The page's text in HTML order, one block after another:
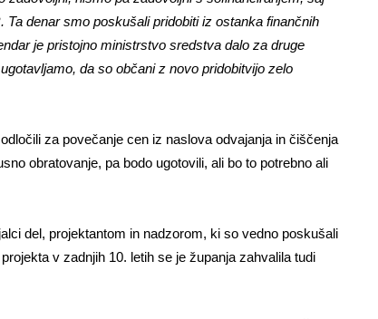
denar smo poskušali pridobiti iz ostanka finančnih
je pristojno ministrstvo sredstva dalo za druge
da so občani z novo pridobitvijo zelo
za povečanje cen iz naslova odvajanja in čiščenja
obratovanje, pa bodo ugotovili, ali bo to potrebno ali
del, projektantom in nadzorom, ki so vedno poskušali
v zadnjih 10. letih se je županja zahvalila tudi